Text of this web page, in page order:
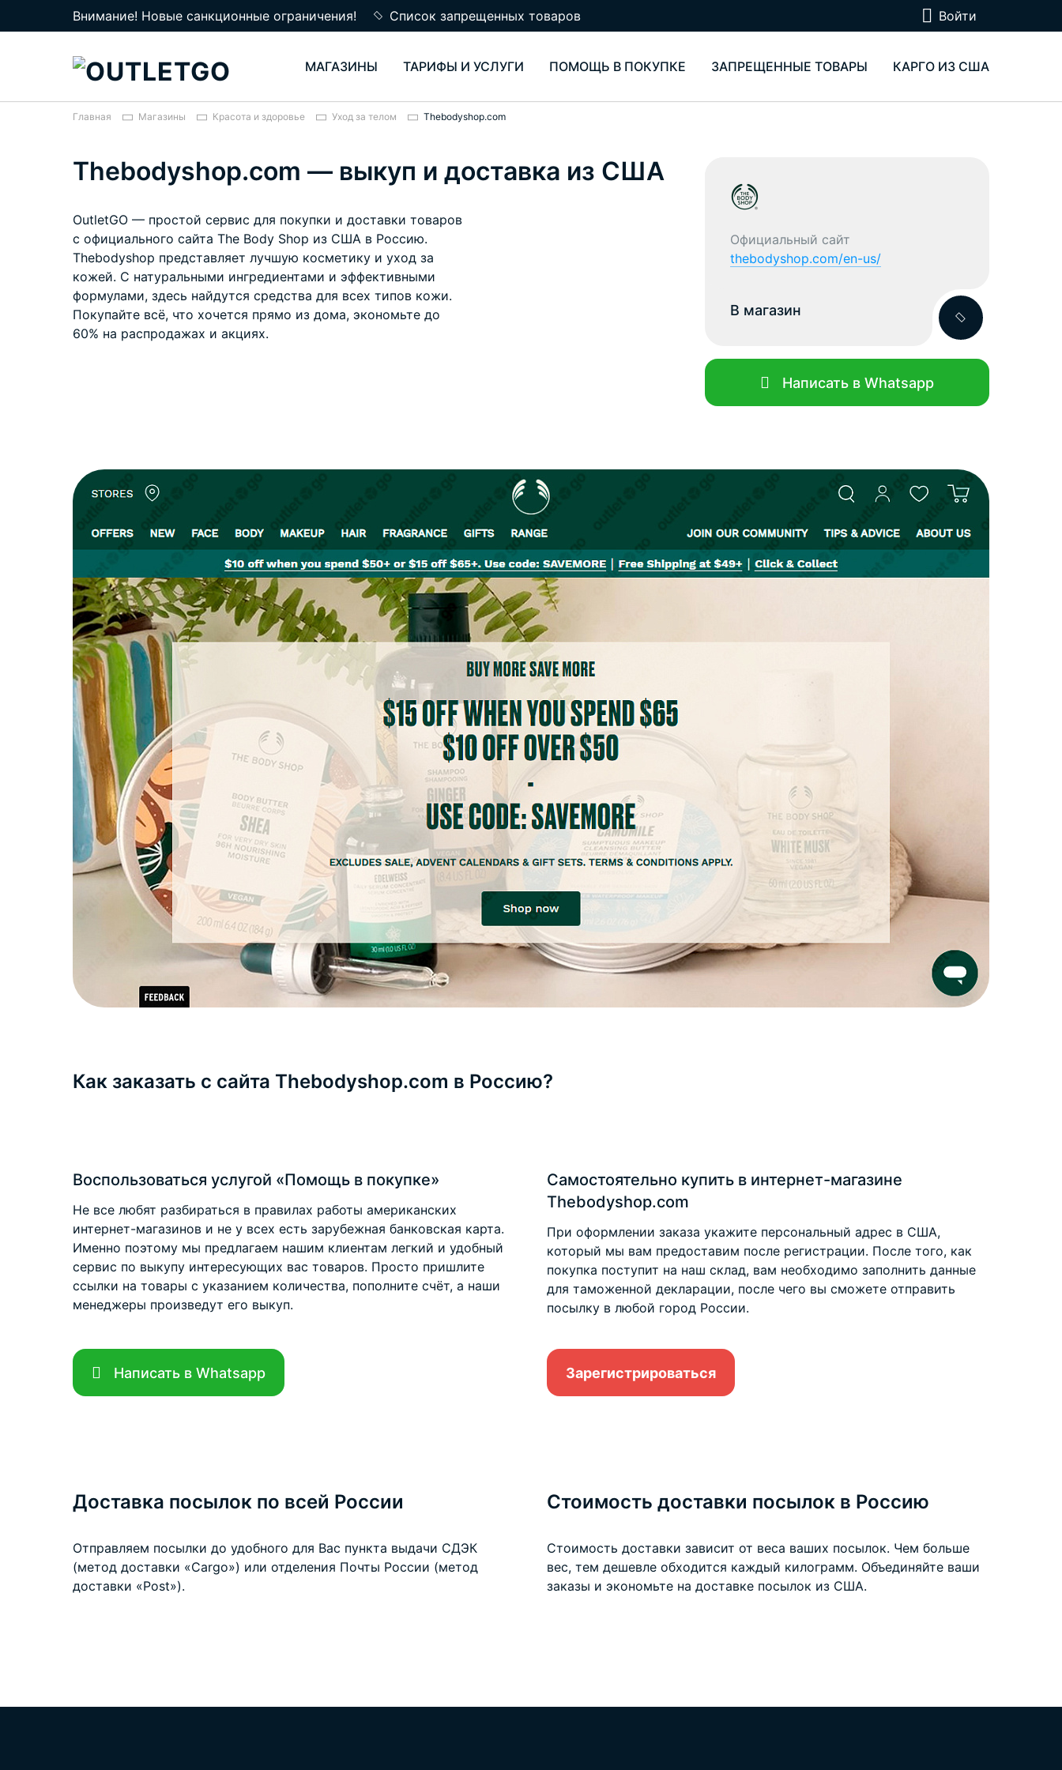
Внимание! Новые санкционные ограничения! Список запрещенных товаров Войти
МАГАЗИНЫ ТАРИФЫ И УСЛУГИ ПОМОЩЬ В ПОКУПКЕ ЗАПРЕЩЕННЫЕ ТОВАРЫ КАРГО ИЗ США
Главная Магазины Красота и здоровье Уход за телом Thebodyshop.com
Thebodyshop.com — выкуп и доставка из США
OutletGO — простой сервис для покупки и доставки товаров
с официального сайта The Body Shop из США в Россию.
Thebodyshop представляет лучшую косметику и уход за
кожей. С натуральными ингредиентами и эффективными
формулами, здесь найдутся средства для всех типов кожи.
Покупайте всё, что хочется прямо из дома, экономьте до
60% на распродажах и акциях.
Официальный сайт
thebodyshop.com/en-us/
В магазин
Написать в Whatsapp
Как заказать с сайта Thebodyshop.com в Россию?
Воспользоваться услугой «Помощь в покупке»
Не все любят разбираться в правилах работы американских
интернет-магазинов и не у всех есть зарубежная банковская карта.
Именно поэтому мы предлагаем нашим клиентам легкий и удобный
сервис по выкупу интересующих вас товаров. Просто пришлите
ссылки на товары с указанием количества, пополните счёт, а наши
менеджеры произведут его выкуп.
Написать в Whatsapp
Самостоятельно купить в интернет-магазине
Thebodyshop.com
При оформлении заказа укажите персональный адрес в США,
который мы вам предоставим после регистрации. После того, как
покупка поступит на наш склад, вам необходимо заполнить данные
для таможенной декларации, после чего вы сможете отправить
посылку в любой город России.
Зарегистрироваться
Доставка посылок по всей России
Отправляем посылки до удобного для Вас пункта выдачи СДЭК
(метод доставки «Cargo») или отделения Почты России (метод
доставки «Post»).
Стоимость доставки посылок в Россию
Стоимость доставки зависит от веса ваших посылок. Чем больше
вес, тем дешевле обходится каждый килограмм. Объединяйте ваши
заказы и экономьте на доставке посылок из США.